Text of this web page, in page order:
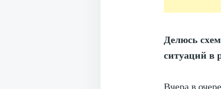
Делюсь
ситуаций в
Вчера в